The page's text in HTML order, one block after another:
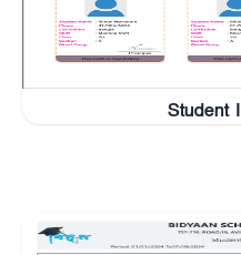
Student